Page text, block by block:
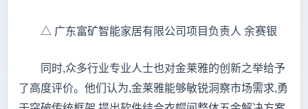
△ 广东富矿智能家居有限公司项目负责人 余赛银
同时,众多行业专业人士也对金莱雅的创新之举给予
了高度评价。他们认为,金莱雅能够敏锐洞察市场需求,勇